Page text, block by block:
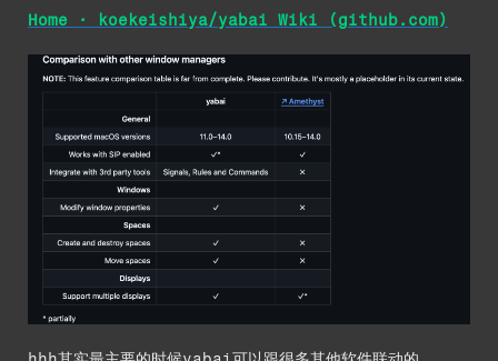
Home · koekeishiya/yabai Wiki (github.com)